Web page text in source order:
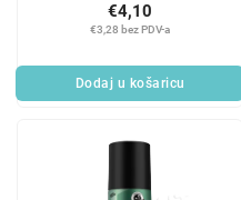
€3,28 bez PDV-a
€4,10
Dodaj u košaricu